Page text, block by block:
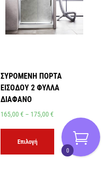
ΣΥΡΟΜΕΝΗ ΠΟΡΤΑ
ΕΙΣΟΔΟΥ 2 ΦΥΛΛΑ
ΔΙΑΦΑΝΟ
165,00 € – 175,00 €
Επιλογή
0